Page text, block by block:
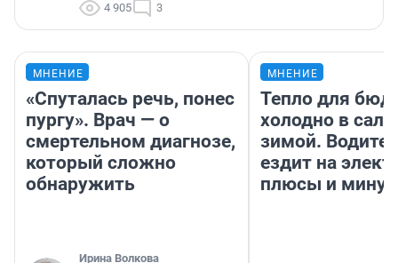
4 905 3
МНЕНИЕ
«Спуталась речь, понес
пургу». Врач — о
смертельном диагнозе,
который сложно
обнаружить
Ирина Волкова
МНЕНИЕ
Тепло для
холодно в
зимой.
ездит на
плюсы и